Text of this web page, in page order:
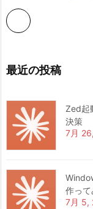
最近の投稿
Zed起
決策
7月
作って
7月 5,